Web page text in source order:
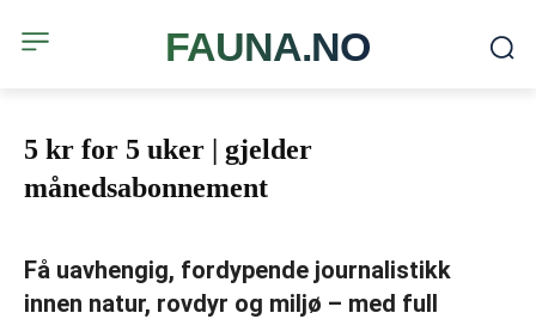
FAUNA.NO
5 kr for 5 uker | gjelder
månedsabonnement
Få uavhengig, fordypende journalistikk
innen natur, rovdyr og miljø – med full